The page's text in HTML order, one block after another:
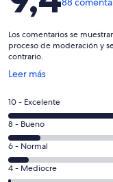
Los comentarios se
proceso de moderación y
contrario.
Leer más
Se
en
una
ventana
nueva
70
comentarios
de
un
total
de
10 - Excelente
10
comentarios
de
un
8 - Bueno
6
comentarios
de
6 - Normal
14 - Mediocre